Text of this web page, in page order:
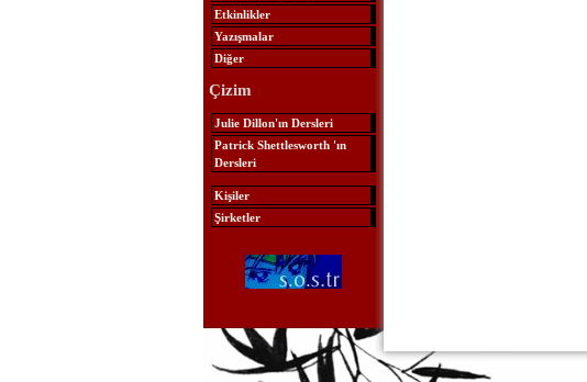
Etkinlikler
Yazışmalar
Diğer
Çizim
Julie Dillon'ın Dersleri
Patrick Shettlesworth 'ın
Dersleri
Kişiler
Şirketler